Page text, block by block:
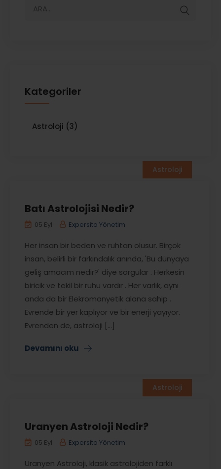
Kategoriler
Astroloji (3)
Astroloji
Batı Astrolojisi Nedir?
05 Eyl Expersito Yönetim
Her insan bir beden ve ruhtan olusur. Birçok
insan, belirli bir farkındalık anında, 'Bu dünyaya
geliş amacım nedir?' diye sorgular . Herkesin
biricik ve tekil bir ruhu vardır . Her varlık, aynı
anda da bir Elekromanyetik alana sahip .
Evrende bir yer kaplıyor ve bir enerji yayıyor.
Evrenden de, astroloji [...]
Devamını oku
Astroloji
Uranyen Astroloji Nedir?
05 Eyl Expersito Yönetim
Uranyen Astroloji, klasik astrolojiden farklı